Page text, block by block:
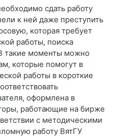
сдать работу
к ней даже преступить
которая требует
работы, поиска
такие моменты можно
которые помогут в
работы в короткие
оформлена в
работающие на бирже
с методическими
работу ВятГУ